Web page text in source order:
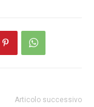
Articolo successivo